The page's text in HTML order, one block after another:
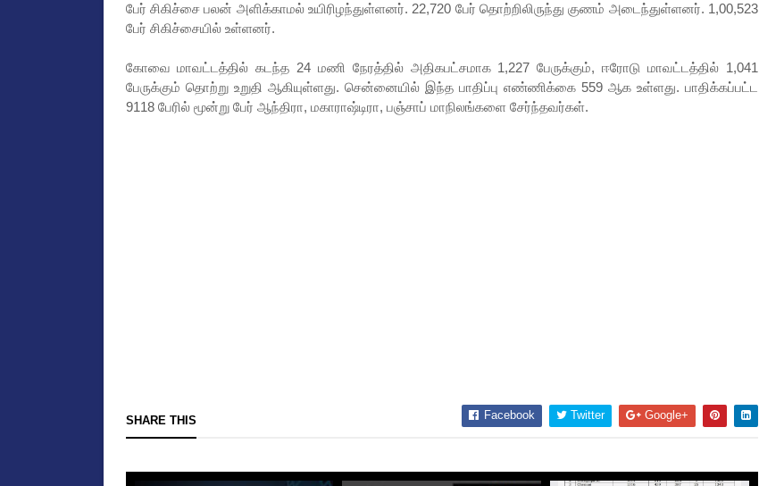
பேர் சிகிச்சை பலன் அளிக்காமல் உயிரிழந்துள்ளனர். 22,720 பேர் தொற்றிலிருந்து குணம் அடைந்துள்ளனர். 1,00,523
பேர் சிகிச்சையில் உள்ளனர்.
கோவை மாவட்டத்தில் கடந்த 24 மணி நேரத்தில் அதிகபட்சமாக 1,227 பேருக்கும், ஈரோடு மாவட்டத்தில் 1,041
பேருக்கும் தொற்று உறுதி ஆகியுள்ளது. சென்னையில் இந்த பாதிப்பு எண்ணிக்கை 559 ஆக உள்ளது. பாதிக்கப்பட்ட
9118 பேரில் மூன்று பேர் ஆந்திரா, மகாராஷ்டிரா, பஞ்சாப் மாநிலங்களை சேர்ந்தவர்கள்.
SHARE THIS Facebook Twitter Google+